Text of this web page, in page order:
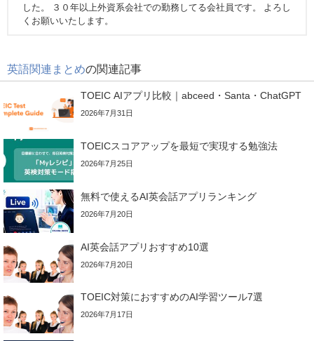
した。 ３０年以上外資系会社での勤務してる会社員です。 よろし
くお願いいたします。
英語関連まとめの関連記事
TOEIC AIアプリ比較｜abceed・Santa・ChatGPT
2026年7月31日
TOEICスコアアップを最短で実現する勉強法
2026年7月25日
無料で使えるAI英会話アプリランキング
2026年7月20日
AI英会話アプリおすすめ10選
2026年7月20日
TOEIC対策におすすめのAI学習ツール7選
2026年7月17日